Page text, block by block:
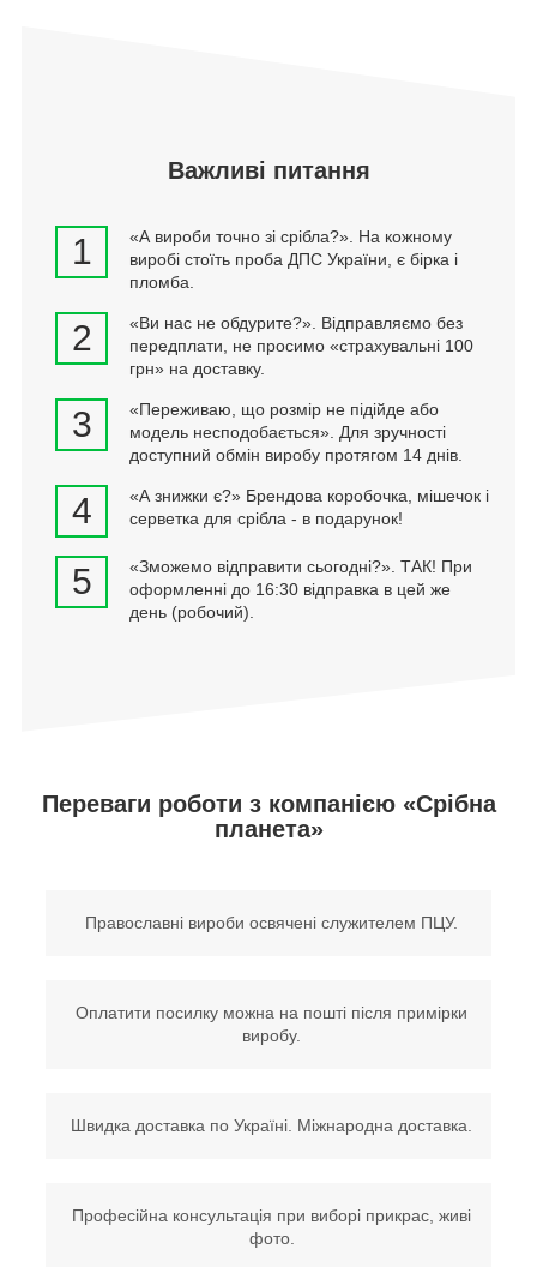
Важливі питання
1
«А вироби точно зі срібла?». На кожному
виробі стоїть проба ДПС України, є бірка і
пломба.
2
«Ви нас не обдурите?». Відправляємо без
передплати, не просимо «страхувальні 100
грн» на доставку.
3
«Переживаю, що розмір не підійде або
модель несподобається». Для зручності
доступний обмін виробу протягом 14 днів.
4
«А знижки є?» Брендова коробочка, мішечок і
серветка для срібла - в подарунок!
5
«Зможемо відправити сьогодні?». ТАК! При
оформленні до 16:30 відправка в цей же
день (робочий).
Переваги роботи з компанією «Срібна
планета»
Православні вироби освячені служителем ПЦУ.
Оплатити посилку можна на пошті після примірки
виробу.
Швидка доставка по Україні. Міжнародна доставка.
Професійна консультація при виборі прикрас, живі
фото.